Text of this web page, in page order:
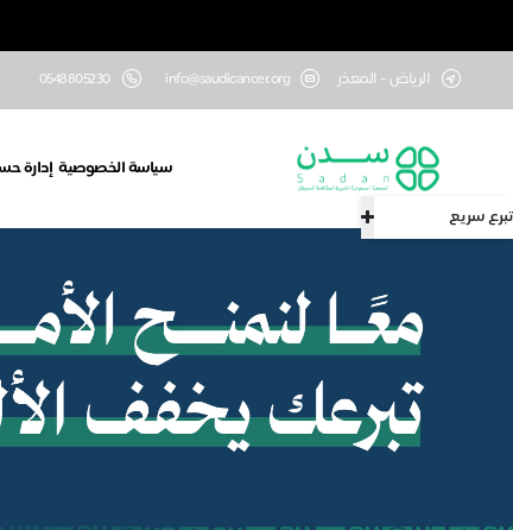
تبرع سريع
الرياض - المعذر info@saudicancer.org
0548805230
سياسة الخصوصية إدارة